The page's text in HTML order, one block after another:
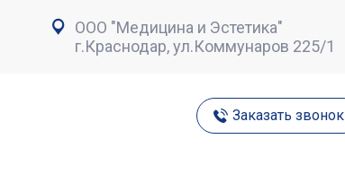
ООО "Медицина и Эстетика"
г.Краснодар, ул.Коммунаров 225/1
Заказать звонок